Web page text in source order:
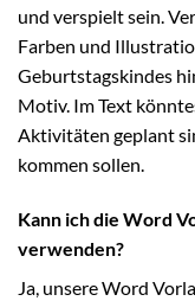
und verspielt sein.
Farben und
Geburtstagskindes
Motiv. Im Text
Aktivitäten geplant
kommen sollen.
Kann ich die Word
verwenden?
Ja, unsere Word